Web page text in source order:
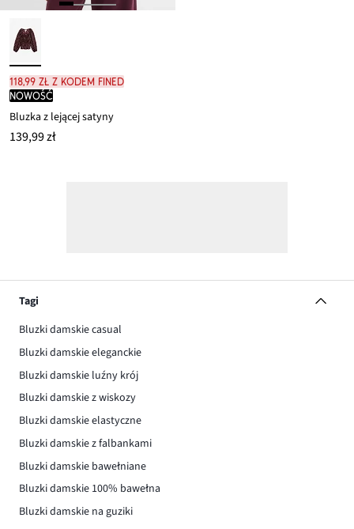
118,99 zł z kodem FINED
nowość
Bluzka z lejącej satyny
139,99 zł
Tagi
Bluzki damskie casual
Bluzki damskie eleganckie
Bluzki damskie luźny krój
Bluzki damskie z wiskozy
Bluzki damskie elastyczne
Bluzki damskie z falbankami
Bluzki damskie bawełniane
Bluzki damskie 100% bawełna
Bluzki damskie na guziki